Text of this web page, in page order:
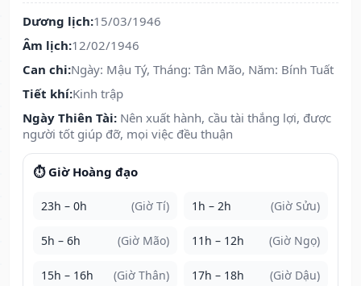
Dương lịch:15/03/1946
Âm lịch:12/02/1946
Can chi:Ngày: Mậu Tý, Tháng: Tân Mão, Năm: Bính Tuất
Tiết khí:Kinh trập
Ngày Thiên Tài: Nên xuất hành, cầu tài thắng lợi, được
người tốt giúp đỡ, mọi việc đều thuận
⏱️ Giờ Hoàng đạo
23h – 0h (Giờ Tí) 1h – 2h (Giờ Sửu)
5h – 6h (Giờ Mão) 11h – 12h (Giờ Ngọ)
15h – 16h (Giờ Thân) 17h – 18h (Giờ Dậu)